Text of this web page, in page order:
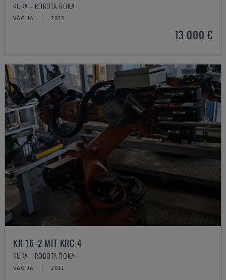
KUKA - ROBOTA ROKA
VĀCIJA 2015
13.000 €
KR 16-2 MIT KRC 4
KUKA - ROBOTA ROKA
VĀCIJA 2011